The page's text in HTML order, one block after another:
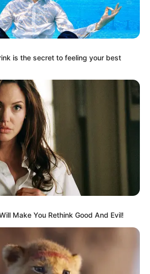
is the secret to feeling your best
Make You Rethink Good And Evil!